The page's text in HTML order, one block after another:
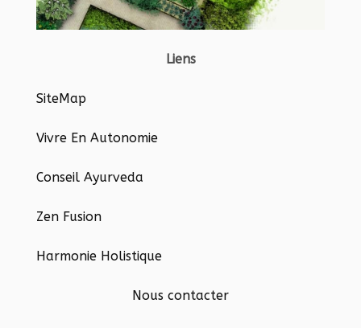
Liens
SiteMap
Vivre En Autonomie
Conseil Ayurveda
Zen Fusion
Harmonie Holistique
Nous contacter